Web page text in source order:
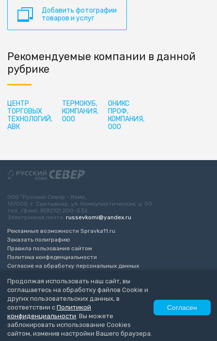
Добавить фотографии
товаров и услуг
Рекомендуемые компании в данной
рубрике
ЦЕНТР
ТОРГОВЫХ
ТЕХНОЛОГИЙ,
АВК
ТЕРМОКУБ,
КОМПАНИЯ,
ООО
ОНИКС
ПРОФ,
КОМПАНИЯ,
ООО
Продолжая использовать наш сайт, вы
соглашаетесь на обработку файлов Cookie и
других пользовательских данных, в
соответствии с Политикой
конфиденциальности. Вы можете
заблокировать использование Cookies
сайтом, изменив настройки Вашего браузера.
Согласен
ООО “Русский Север - Коми„
167000, г. Сыктывкар, ул. Коммунистическая, д. 50
тел. /факс: 8(8212) 200-532
Электронная почта: russevkomi@yandex.ru
Рекламные возможности Spravka11.ru
Заказать полиграфию
Правила пользования сайтом
Политика конфеденциальности
Согласие на обработку персональных данных
Разработка сайта“ЭкспертБизнесГрупп”
© 2010-2026 Русский Север - Коми